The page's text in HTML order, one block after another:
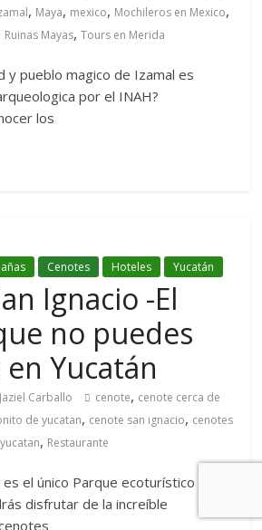
, Maya, mexico, Mochileros en Mexico,
Ruinas Mayas,Tours en Merida
y pueblo magico de Izamal es
por el INAH?
los
Cenotes Hoteles Yucatán
Ignacio -El
no puedes
Yucatán
Jaziel Carballo cenote, cenote cerca de
de yucatan, cenote san ignacio, cenotes
, Restaurante
el único Parque ecoturístico en
disfrutar de la increíble